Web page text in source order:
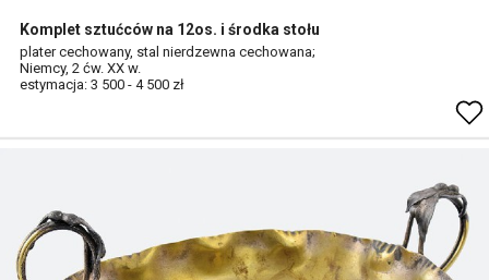
Komplet sztućców na 12os. i środka stołu
plater cechowany, stal nierdzewna cechowana;
Niemcy, 2 ćw. XX w.
estymacja: 3 500 - 4 500 zł